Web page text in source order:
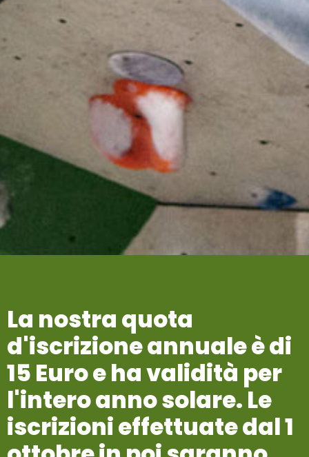
La nostraquota
d'iscrizioneannualeèdi
15Euroehavalidità per
l'interoannosolare.Le
iscrizionieffettuatedal1